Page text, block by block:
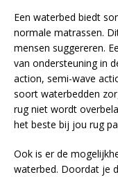
Een waterbed biedt
normale matrassen.
mensen suggereren.
van ondersteuning in
action, semi-wave
soort waterbedden
rug niet wordt
het beste bij jou rug
Ook is er de
waterbed. Doordat je